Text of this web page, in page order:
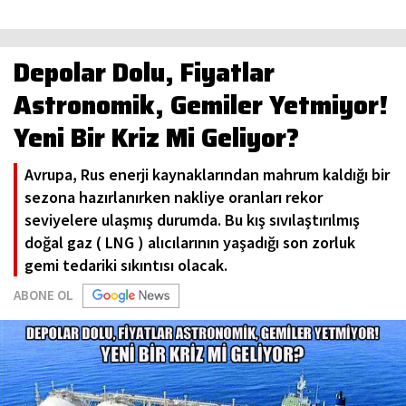
Depolar Dolu, Fiyatlar
Astronomik, Gemiler Yetmiyor!
Yeni Bir Kriz Mi Geliyor?
Avrupa, Rus enerji kaynaklarından mahrum kaldığı bir
sezona hazırlanırken nakliye oranları rekor
seviyelere ulaşmış durumda. Bu kış sıvılaştırılmış
doğal gaz ( LNG ) alıcılarının yaşadığı son zorluk
gemi tedariki sıkıntısı olacak.
ABONE OL